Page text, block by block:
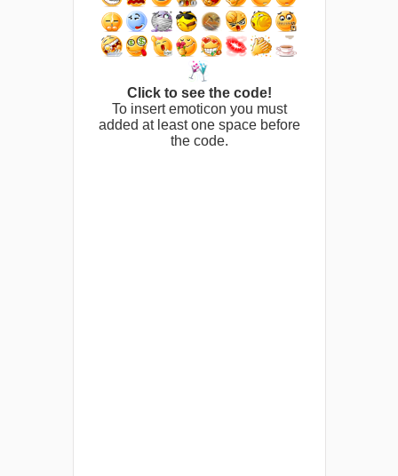
Click to see the code!
To insert emoticon you must
added at least one space before
the code.